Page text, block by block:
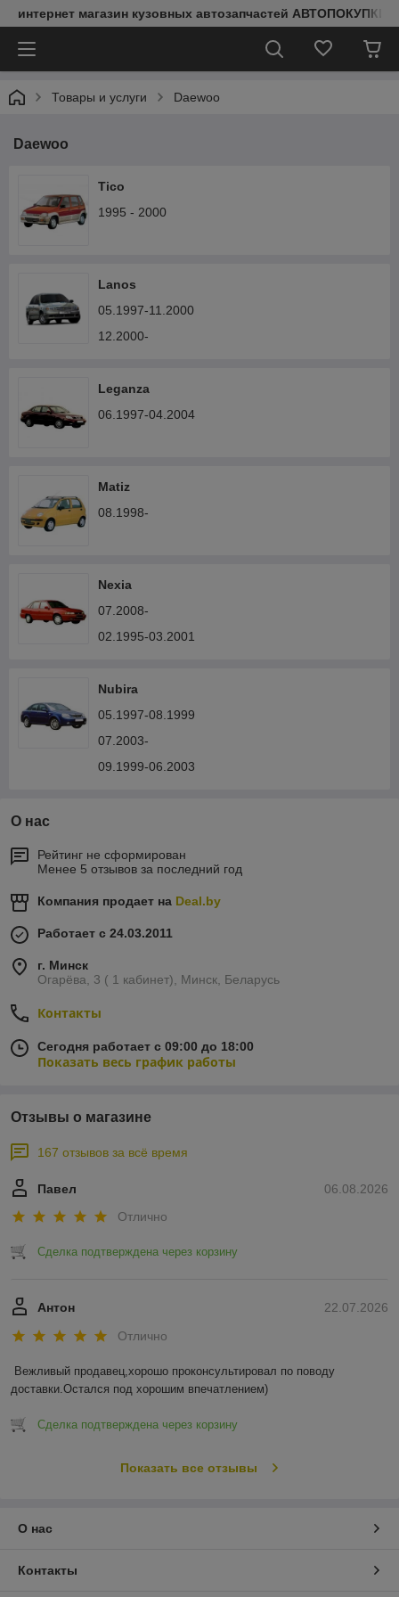
интернет магазин кузовных автозапчастей АВТОПОКУПКИ
Товары и услуги Daewoo
Daewoo
Tico
1995 - 2000
Lanos
05.1997-11.2000
12.2000-
Leganza
06.1997-04.2004
Matiz
08.1998-
Nexia
07.2008-
02.1995-03.2001
Nubira
05.1997-08.1999
07.2003-
09.1999-06.2003
О нас
Рейтинг не сформирован
Менее 5 отзывов за последний год
Компания продает на Deal.by
Работает с 24.03.2011
г. Минск
Огарёва, 3 ( 1 кабинет), Минск, Беларусь
Контакты
Сегодня работает с 09:00 до 18:00
Показать весь график работы
Отзывы о магазине
167 отзывов за всё время
06.08.2026
Павел
Отлично
Сделка подтверждена через корзину
22.07.2026
Антон
Отлично
Вежливый продавец,хорошо проконсультировал по поводу
доставки.Остался под хорошим впечатлением)
Сделка подтверждена через корзину
Показать все отзывы
О нас
Контакты